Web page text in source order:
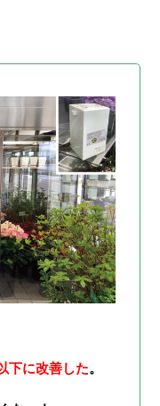
下に改善した。